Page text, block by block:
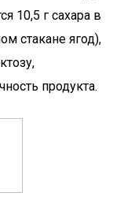
10,5 г сахара в
стакане ягод),
продукта.